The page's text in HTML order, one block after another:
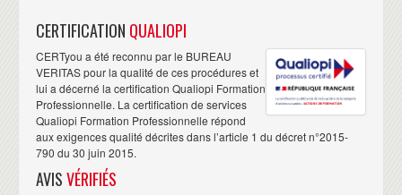
CERTIFICATION QUALIOPI
CERTyou a été reconnu par le BUREAU
VERITAS pour la qualité de ces procédures et
lui a décerné la certification Qualiopi Formation
Professionnelle. La certification de services
Qualiopi Formation Professionnelle répond
aux exigences qualité décrites dans l’article 1 du décret n°2015-
790 du 30 juin 2015.
AVISVÉRIFIÉS